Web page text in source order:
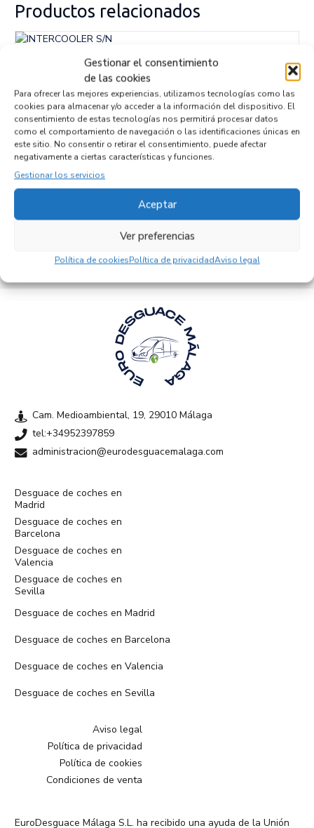
Gestionar el consentimiento
de las cookies
Para ofrecer las mejores experiencias, utilizamos tecnologías como las
cookies para almacenar y/o acceder a la información del dispositivo. El
consentimiento de estas tecnologías nos permitirá procesar datos
como el comportamiento de navegación o las identificaciones únicas en
este sitio. No consentir o retirar el consentimiento, puede afectar
negativamente a ciertas características y funciones.
Gestionar los servicios
Aceptar
Ver preferencias
Política de cookiesPolítica de privacidadAviso legal
Productos relacionados
INTERCOOLER S/N
Recambios TOYOTA DYNA1KDFTV
Referencia ID: 146072
Referencia OEM: S/N
72,95€ (IVA no incluído)
Empresas colaboradoras
Cam. Medioambiental, 19, 29010 Málaga
tel:+34952397859
administracion@eurodesguacemalaga.com
Desguace de coches en
Madrid
Desguace de coches en
Barcelona
Desguace de coches en
Valencia
Desguace de coches en
Sevilla
Desguace de coches en Madrid
Desguace de coches en Barcelona
Desguace de coches en Valencia
Desguace de coches en Sevilla
Aviso legal
Política de privacidad
Política de cookies
Condiciones de venta
EuroDesguace Málaga S.L. ha recibido una ayuda de la Unión